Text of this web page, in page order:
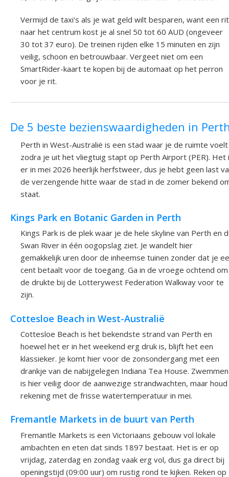
Vermijd de taxi's als je wat geld wilt besparen, want een rit
naar het centrum kost je al snel 50 tot 60 AUD (ongeveer
30 tot 37 euro). De treinen rijden elke 15 minuten en zijn
veilig, schoon en betrouwbaar. Vergeet niet om een
SmartRider-kaart te kopen bij de automaat op het perron
voor je rit.
De 5 beste bezienswaardigheden in
Perth in West-Australië is een stad waar je de ruimte voelt
zodra je uit het vliegtuig stapt op Perth Airport (PER). Het
er in mei 2026 heerlijk herfstweer, dus je hebt geen last
de verzengende hitte waar de stad in de zomer bekend
staat.
Kings Park en Botanic Garden in Perth
Kings Park is de plek waar je de hele skyline van Perth en
Swan River in één oogopslag ziet. Je wandelt hier
gemakkelijk uren door de inheemse tuinen zonder dat je
cent betaalt voor de toegang. Ga in de vroege ochtend om
de drukte bij de Lotterywest Federation Walkway voor te
zijn.
Cottesloe Beach in West-Australië
Cottesloe Beach is het bekendste strand van Perth en
hoewel het er in het weekend erg druk is, blijft het een
klassieker. Je komt hier voor de zonsondergang met een
drankje van de nabijgelegen Indiana Tea House. Zwemmen
is hier veilig door de aanwezige strandwachten, maar houd
rekening met de frisse watertemperatuur in mei.
Fremantle Markets in de buurt van Perth
Fremantle Markets is een Victoriaans gebouw vol lokale
ambachten en eten dat sinds 1897 bestaat. Het is er op
vrijdag, zaterdag en zondag vaak erg vol, dus ga direct bij
openingstijd (09:00 uur) om rustig rond te kijken. Reken op